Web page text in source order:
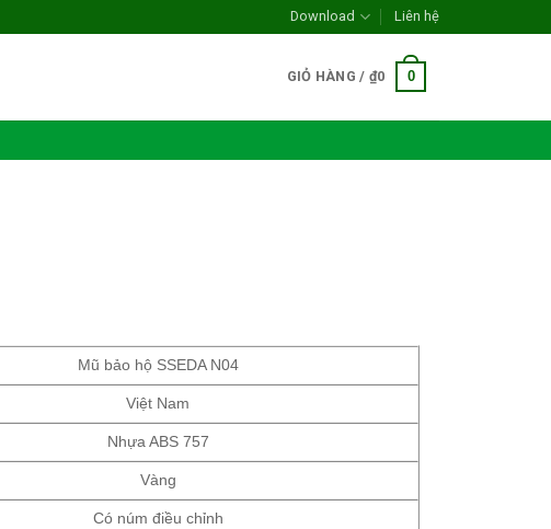
Download Liên hệ
GIỎ HÀNG / ₫0 0
Mũ bảo hộ SSEDA N04
Việt Nam
Nhựa ABS 757
Vàng
Có núm điều chỉnh